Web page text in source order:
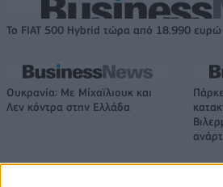
Το FIAT 500 Hybrid τώρα από 18.990 ευρώ
Ουκρανία: Με Μίχαϊλιουκ και
Λεν κόντρα στην Ελλάδα